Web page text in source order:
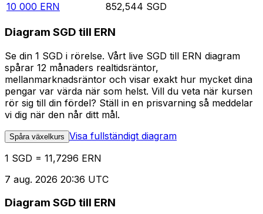
10 000 ERN 852,544 SGD
Diagram SGD till ERN
Se din 1 SGD i rörelse. Vårt live SGD till ERN diagram
spårar 12 månaders realtidsräntor,
mellanmarknadsräntor och visar exakt hur mycket dina
pengar var värda när som helst. Vill du veta när kursen
rör sig till din fördel? Ställ in en prisvarning så meddelar
vi dig när den når ditt mål.
Spåra växelkurs Visa fullständigt diagram
1 SGD = 11,7296 ERN
7 aug. 2026 20:36 UTC
Diagram SGD till ERN